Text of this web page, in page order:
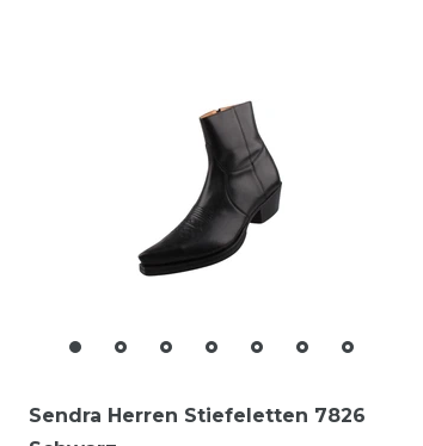
Sendra Herren Stiefeletten 7826